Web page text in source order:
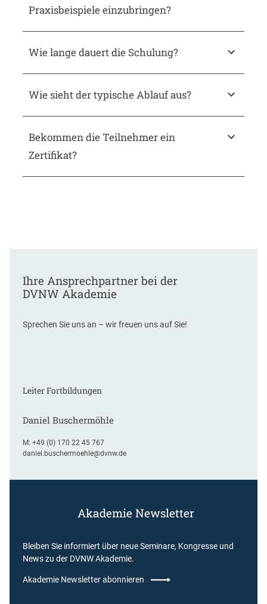
Praxisbeispiele einzubringen?
Wie lange dauert die Schulung?
Wie sieht der typische Ablauf aus?
Bekommen die Teilnehmer ein
Zertifikat?
Ihre Ansprechpartner bei der
DVNW Akademie
Sprechen Sie uns an – wir freuen uns auf Sie!
Leiter Fortbildungen
Daniel Buschermöhle
M:+49 (0) 170 22 45 767
daniel.buschermoehle@dvnw.de
Akademie Newsletter
Bleiben Sie informiert über neue Seminare, Kongresse und
News zu der DVNW Akademie.
Akademie Newsletter abonnieren